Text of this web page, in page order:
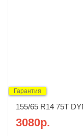
Гарантия
155/65 R14 75T
3080р.